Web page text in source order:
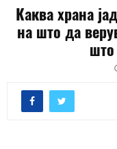
Каква храна
на што да
што